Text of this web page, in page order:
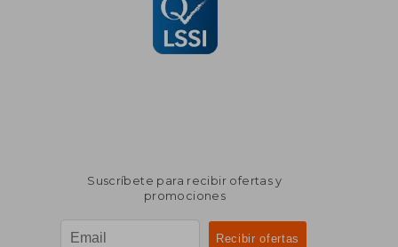
Suscríbete para recibir ofertas y
promociones